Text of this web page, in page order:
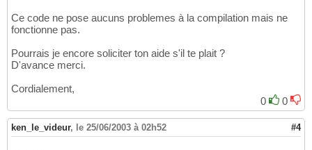
14
15
delete Reg;
Ce code ne pose aucuns problemes à la compilation mais ne
fonctionne pas.
Pourrais je encore soliciter ton aide s'il te plait ?
D'avance merci.
Cordialement,
0
0
ken_le_videur, le 25/06/2003 à 02h52 #4